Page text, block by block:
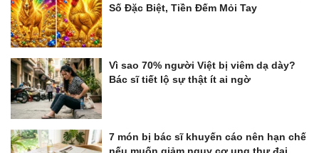
Số Đặc Biệt, Tiền Đếm Mỏi Tay
Vì sao 70% người Việt bị viêm dạ dày?
Bác sĩ tiết lộ sự thật ít ai ngờ
7 món bị bác sĩ khuyến cáo nên hạn chế